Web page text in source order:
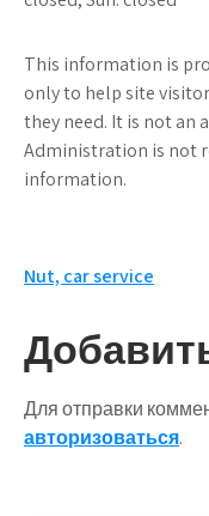
This information is
only to help site
they need. It is not an
Administration is not
information.
по
записям
Nut, car service
Для отправки
авторизоваться.